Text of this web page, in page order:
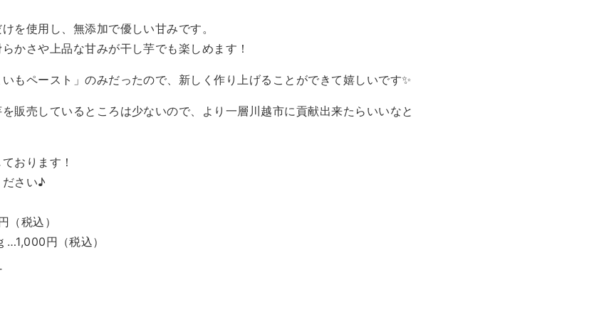
を使用し、無添加で優しい甘みです。
かさや上品な甘みが干し芋でも楽しめます！
もペースト」のみだったので、新しく作り上げることができて嬉しいです✨
販売しているところは少ないので、より一層川越市に貢献出来たらいいなと
おります！
さい♪
税込）
円（税込）